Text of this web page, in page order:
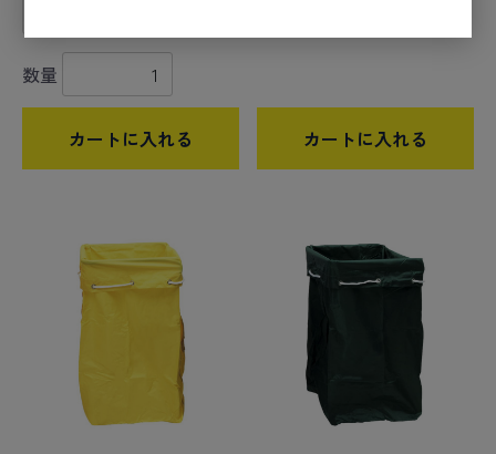
数量
カートに入れる カートに入れる